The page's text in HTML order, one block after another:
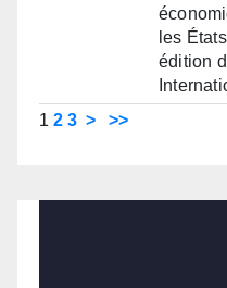
les
édition
1 2 3 > >>